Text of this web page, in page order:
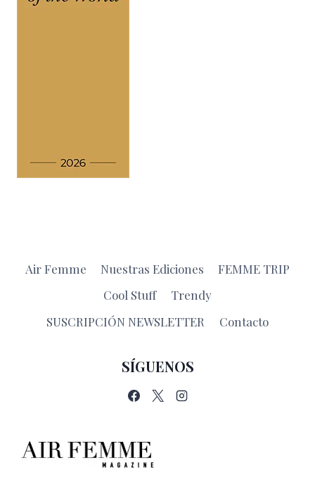
Air Femme Nuestras Ediciones
FEMME TRIP
Cool Stuff
Trendy
SUSCRIPCIÓN NEWSLETTER
Contacto
SÍGUENOS